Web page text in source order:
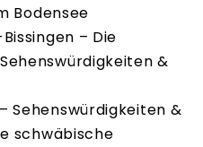
Bodensee
– Die
&
Sehenswürdigkeiten &
schwäbische